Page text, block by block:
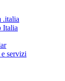
.italia
Italia
servizi